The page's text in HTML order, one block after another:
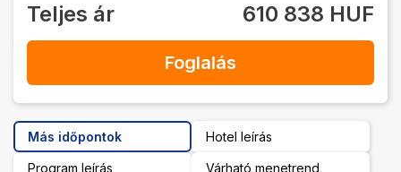
Teljes ár 610 838 HUF
Foglalás
Más időpontok Hotel leírás
Program leírás Várható menetrend